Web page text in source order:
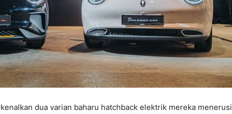
dua varian baharu hatchback elektrik mereka menerusi